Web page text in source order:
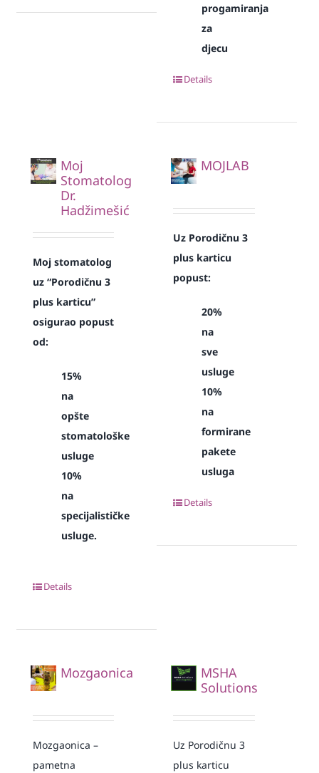
progamiranja
za
djecu
Details
Moj
Stomatolog
Dr.
Hadžimešić
Moj stomatolog
uz “Porodičnu 3
plus karticu”
osigurao popust
od:
15%
na
opšte
stomatološke
usluge
10%
na
specijalističke
usluge.
Details
MOJLAB
Uz Porodičnu 3
plus karticu
popust:
20%
na
sve
usluge
10%
na
formirane
pakete
usluga
Details
Mozgaonica
Mozgaonica –
pametna
MSHA
Solutions
Uz Porodičnu 3
plus karticu